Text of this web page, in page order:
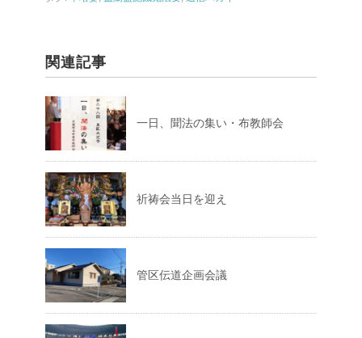
関連記事
一日、聞法の集い・布教師会
祈祷会当日を迎え
管区伝道企画会議